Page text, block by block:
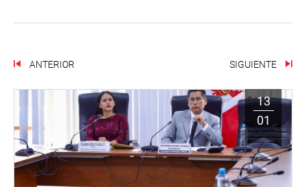
ANTERIOR SIGUIENTE
13
01